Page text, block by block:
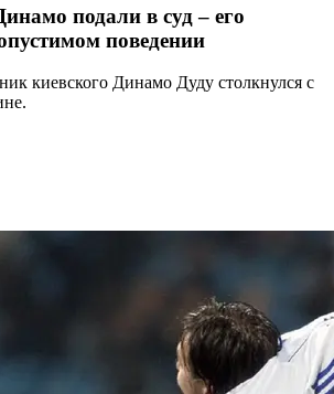
подали в суд – его
поведении
киевского Динамо Дуду столкнулся с